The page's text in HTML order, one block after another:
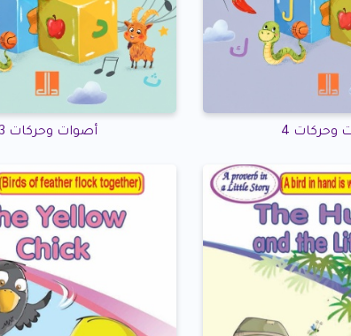
وحركات 4 أصوات وحركات 3